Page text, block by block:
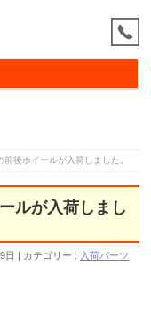
前後ホイールが入荷しました。
ルが入荷しまし
日 カテゴリー : 入荷パーツ